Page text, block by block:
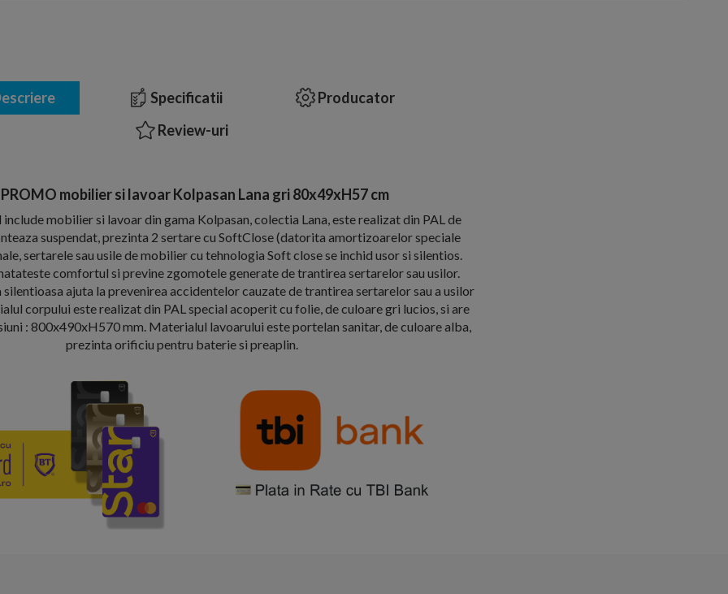
Specificatii
Producator
Review-uri
mobilier si lavoar Kolpasan Lana gri 80x49xH57 cm
mobilier si lavoar din gama Kolpasan, colectia Lana, este realizat din PAL de
suspendat, prezinta 2 sertare cu SoftClose (datorita amortizoarelor speciale
sertarele sau usile de mobilier cu tehnologia Soft close se inchid usor si silentios.
comfortul si previne zgomotele generate de trantirea sertarelor sau usilor.
ajuta la prevenirea accidentelor cauzate de trantirea sertarelor sau a usilor
corpului este realizat din PAL special acoperit cu folie, de culoare gri lucios, si are
: 800x490xH570 mm. Materialul lavoarului este portelan sanitar, de culoare alba,
prezinta orificiu pentru baterie si preaplin.